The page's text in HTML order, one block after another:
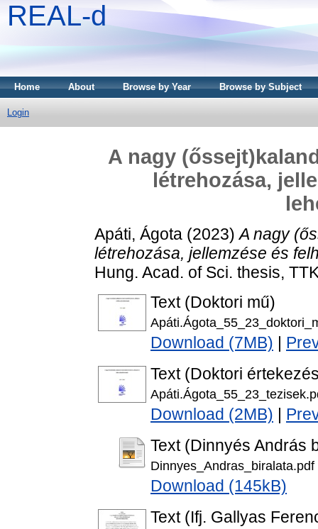
REAL-d
Home About Browse by Year Browse by Subject
Login
A nagy
létrehozása,
Apáti, Ágota (2023)A nagy
létrehozása, jellemzése és
Hung. Acad. of Sci. thesis,
Text (Doktori mű)
Download (7MB)
Text (Doktori
Download (2MB)
Text (Dinnyés András
Dinnyes_Andras_biralata.pdf
Download (145kB)
Text (Ifj. Gallyas